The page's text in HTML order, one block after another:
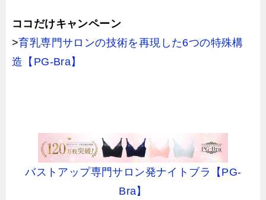
ココだけキャンペーン
>育乳専門サロンの技術を再現した6つの特殊構
造【PG-Bra】
バストアップ専門サロン発ナイトブラ【PG-
Bra】